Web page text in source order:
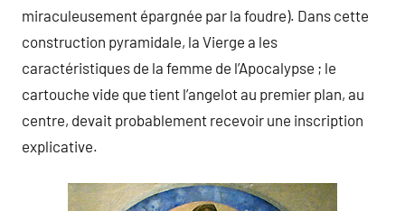
miraculeusement épargnée par la foudre). Dans cette
construction pyramidale, la Vierge a les
caractéristiques de la femme de l’Apocalypse ; le
cartouche vide que tient l’angelot au premier plan, au
centre, devait probablement recevoir une inscription
explicative.